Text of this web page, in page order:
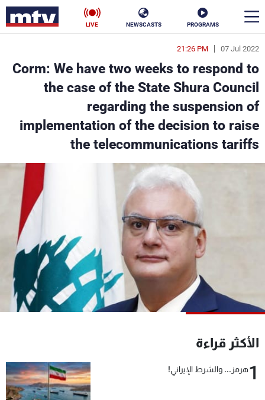
PROGRAMS
NEWSCASTS
LIVE
07 Jul 2022
21:26 PM
Corm: We have two weeks to respond to
the case of the State Shura Council
regarding the suspension of
implementation of the decision to raise
the telecommunications tariffs
الأكثر قراءة
1هرمز... والشرط الإيراني!
en
الأخبار
سياسة ناس
إقتصاد
منوعات رياضة
جدول البرامج
شاهد البرامج
الترددات
الإنـتـاج
سياسة الخصوصية